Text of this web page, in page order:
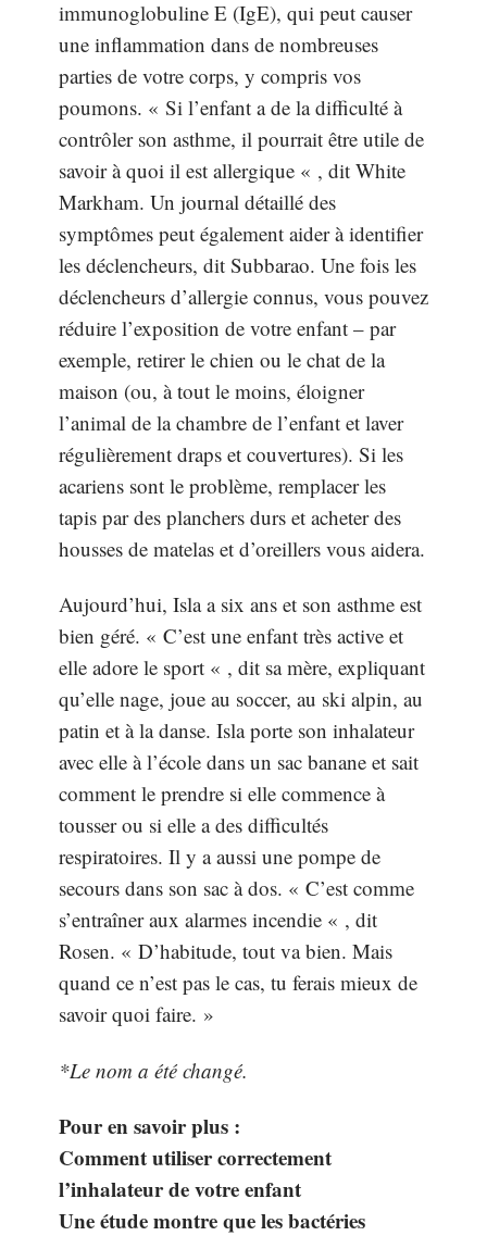
immunoglobuline E (IgE), qui peut causer
une inflammation dans de nombreuses
parties de votre corps, y compris vos
poumons. « Si l’enfant a de la difficulté à
contrôler son asthme, il pourrait être utile de
savoir à quoi il est allergique « , dit White
Markham. Un journal détaillé des
symptômes peut également aider à identifier
les déclencheurs, dit Subbarao. Une fois les
déclencheurs d’allergie connus, vous pouvez
réduire l’exposition de votre enfant – par
exemple, retirer le chien ou le chat de la
maison (ou, à tout le moins, éloigner
l’animal de la chambre de l’enfant et laver
régulièrement draps et couvertures). Si les
acariens sont le problème, remplacer les
tapis par des planchers durs et acheter des
housses de matelas et d’oreillers vous aidera.
Aujourd’hui, Isla a six ans et son asthme est
bien géré. « C’est une enfant très active et
elle adore le sport « , dit sa mère, expliquant
qu’elle nage, joue au soccer, au ski alpin, au
patin et à la danse. Isla porte son inhalateur
avec elle à l’école dans un sac banane et sait
comment le prendre si elle commence à
tousser ou si elle a des difficultés
respiratoires. Il y a aussi une pompe de
secours dans son sac à dos. « C’est comme
s’entraîner aux alarmes incendie « , dit
Rosen. « D’habitude, tout va bien. Mais
quand ce n’est pas le cas, tu ferais mieux de
savoir quoi faire. »
*Le nom a été changé.
Pour en savoir plus :
Comment utiliser correctement
l’inhalateur de votre enfant
Une étude montre que les bactéries